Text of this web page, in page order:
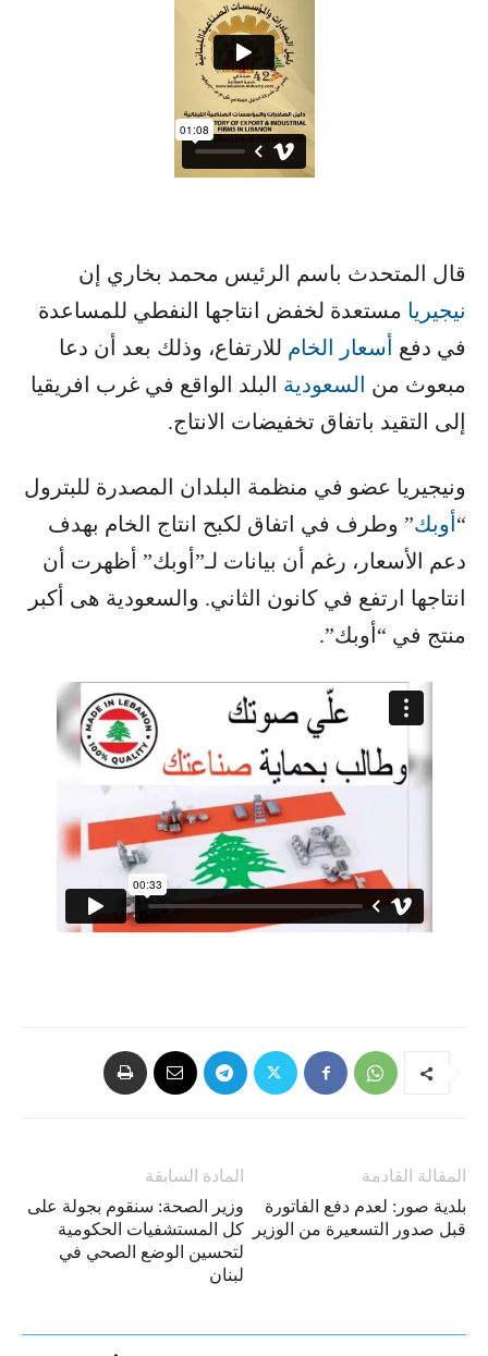
قال المتحدث باسم الرئيس محمد بخاري إن ​
نيجيريا ​ مستعدة لخفض انتاجها النفطي للمساعدة
في دفع ​ أسعار الخام ​ للارتفاع، وذلك بعد أن دعا
مبعوث من ​ السعودية ​ البلد الواقع في غرب افريقيا
إلى التقيد باتفاق تخفيضات الانتاج.
ونيجيريا عضو في منظمة البلدان المصدرة للبترول
“​ أوبك​” وطرف في اتفاق لكبح انتاج الخام بهدف
دعم الأسعار، رغم أن بيانات لـ”أوبك” أظهرت أن
انتاجها ارتفع في كانون الثاني. والسعودية هى أكبر
منتج في “أوبك”.
المادة السابقة
وزير ​الصحة​: سنقوم بجولة على
كل ​المستشفيات الحكومية​
لتحسين الوضع الصحي في
لبنان
المقالة القادمة
بلدية صور: لعدم دفع الفاتورة
قبل صدور التسعيرة من الوزير